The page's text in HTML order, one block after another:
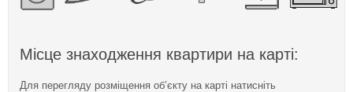
Місце знаходження квартири на карті:
Для перегляду розміщення об’єкту на карті натисніть